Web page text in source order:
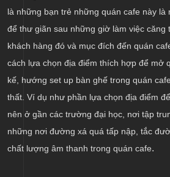
là những bạn trẻ những quán cafe này là
để thư giãn sau những giờ làm việc căng
khách hàng đó và mục đích đến quán
cách lựa chọn địa điểm thích hợp để mở
kế, hướng set up bàn ghế trong quán
thất. Ví dụ như phần lựa chọn địa điểm
nên ở gần các trường đại học, nơi tập
những nơi đường xá quá tấp nập, tắc
chất lượng âm thanh trong quán cafe.